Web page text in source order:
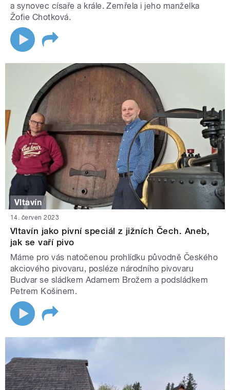
a synovec císaře a krále. Zemřela i jeho manželka
Žofie Chotková.
Vltavín
14. červen 2023
Vltavín jako pivní speciál z jižních Čech. Aneb,
jak se vaří pivo
Máme pro vás natočenou prohlídku původně Českého
akciového pivovaru, posléze národního pivovaru
Budvar se sládkem Adamem Brožem a podsládkem
Petrem Košinem.